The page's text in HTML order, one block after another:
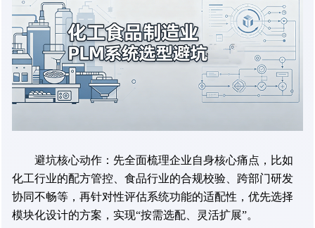
避坑核心动作：先全面梳理企业自身核心痛点，比如
化工行业的配方管控、食品行业的合规校验、跨部门研发
协同不畅等，再针对性评估系统功能的适配性，优先选择
模块化设计的方案，实现“按需选配、灵活扩展”。